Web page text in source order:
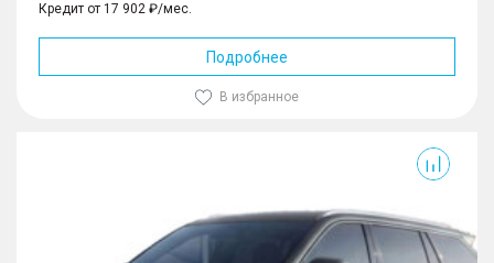
Кредит от 17 902 ₽/мес.
Подробнее
В избранное